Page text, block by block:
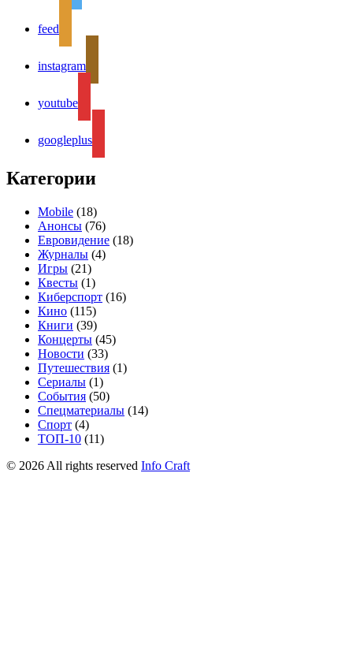
feed
instagram
youtube
googleplus
Категории
Mobile (18)
Анонсы (76)
Евровидение (18)
Журналы (4)
Игры (21)
Квесты (1)
Киберспорт (16)
Кино (115)
Книги (39)
Концерты (45)
Новости (33)
Путешествия (1)
Сериалы (1)
События (50)
Спецматериалы (14)
Спорт (4)
ТОП-10 (11)
© 2026 All rights reserved Info Craft